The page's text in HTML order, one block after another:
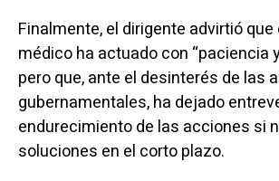
Finalmente, el dirigente advirtió
médico ha actuado con “paciencia
pero que, ante el desinterés de las
gubernamentales, ha dejado
endurecimiento de las acciones si
soluciones en el corto plazo.